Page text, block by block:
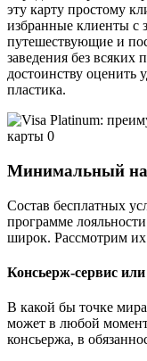
эту карту простому
избранные клиенты с
путешествующие и
заведения без всяких
достоинству оценить
пластика.
Минимальный
Состав бесплатных
программе
широк. Рассмотрим
Консьерж-сервис
В какой бы точке
может в любой
консьержа, в